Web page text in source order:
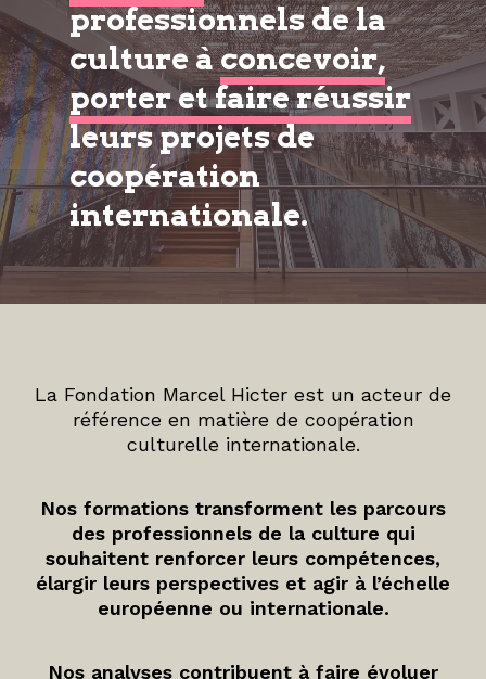
professionnels de la
culture àconcevoir,
porter et faire réussir
leurs projets de
coopération
internationale.
La Fondation Marcel Hicter est un acteur de
référence en matière de coopération
culturelle internationale.
Nos formations transforment les parcours
des professionnels de la culture qui
souhaitent renforcer leurs compétences,
élargir leurs perspectives et agir à l’échelle
européenne ou internationale.
Nos analyses contribuent à faire évoluer